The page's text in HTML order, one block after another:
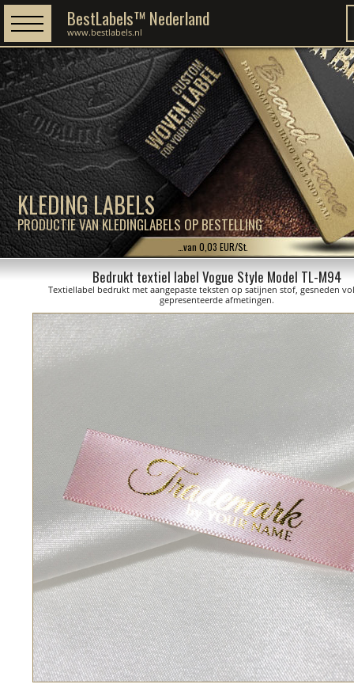
KLEDING LABELS
PRODUCTIE VAN KLEDINGLABELS OP BESTELLING
BestLabels™ Nederland
www.bestlabels.nl
…van 0,03 EUR/St.
Bedrukt textiel label Vogue Style Model TL-M94
Textiellabel bedrukt met aangepaste teksten op satijnen stof, gesneden
gepresenteerde afmetingen.